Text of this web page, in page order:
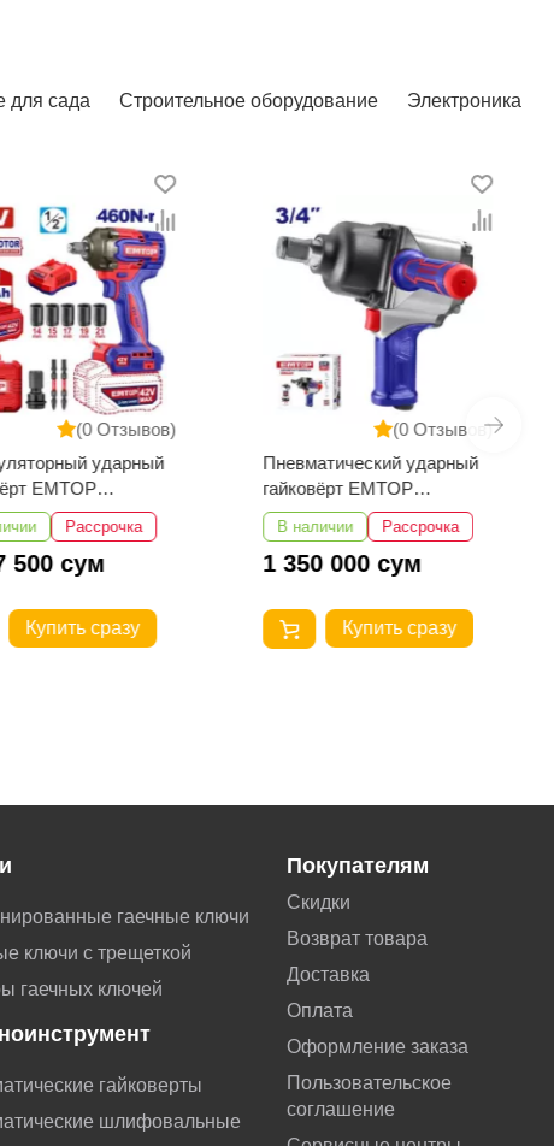
для сада Строительное оборудование Электроника
(0 Отзывов)
ударный
EMTOP
Рассрочка
500 сум
Купить сразу
(0 Отзывов)
Пневматический ударный
гайковёрт EMTOP
EATL341601
В наличии Рассрочка
1 350 000 сум
Купить сразу
гаечные ключи
ключи с трещеткой
гаечных ключей
гайковерты
шлифовальные
Покупателям
Скидки
Возврат товара
Доставка
Оплата
Оформление заказа
Пользовательское
соглашение